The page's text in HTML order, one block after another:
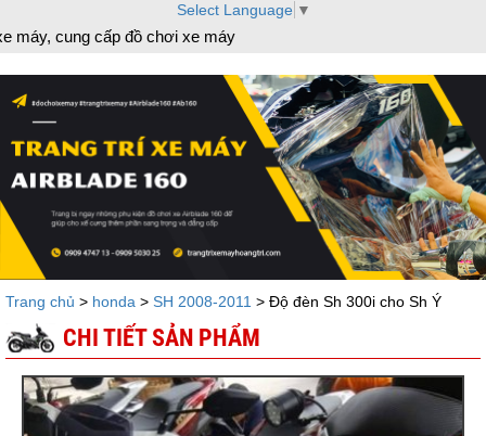
Select Language ▼
đồ chơi xe máy
Trang chủ > honda > SH 2008-2011 > Độ đèn Sh 300i cho Sh Ý
CHI TIẾT SẢN PHẨM